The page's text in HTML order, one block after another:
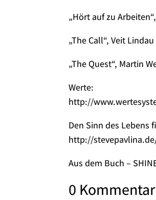
„Hört auf zu
„The Call“, Veit Lindau
„The Quest“, Martin
Werte:
http://
Den Sinn des Lebens
http://
Aus dem Buch –
0